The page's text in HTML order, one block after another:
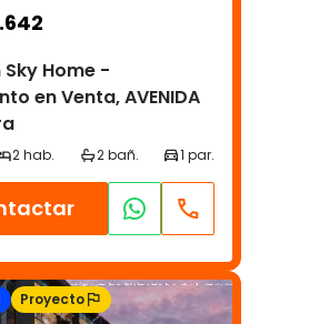
Home -
en Venta, AVENIDA
Proyecto